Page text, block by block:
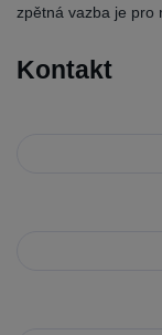
zpětná vazba je pro
Kontakt